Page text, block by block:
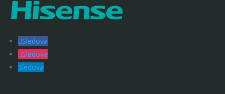
Sledova
Sledova
Sledova